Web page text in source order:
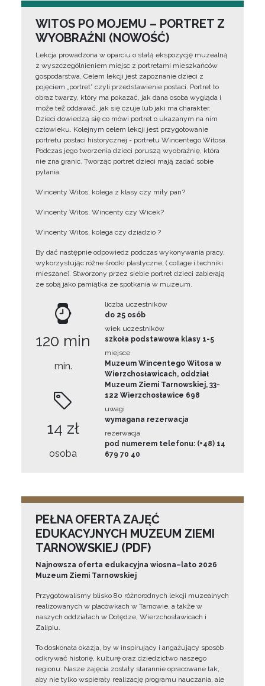
WITOS PO MOJEMU – PORTRET Z
WYOBRAŹNI (NOWOŚĆ)
Lekcja prowadzona w oparciu o stałą ekspozycję muzealną
z wyszczególnieniem miejsc z portretami mieszkańców
gospodarstwa. Celem lekcji jest zapoznanie dzieci z
pojęciem „portret” czyli przedstawienie postaci. Portret to
obraz twarzy, który ma pokazać, jak dana osoba wygląda i
może też oddawać, jak się czuje lub jaki ma charakter.
Dzieci dowiedzą się co mówi portret o ukazanym na nim
człowieku. Kolejnym celem lekcji jest przygotowanie
portretu postaci historycznej - portretu Wincentego Witosa.
Podczas jego tworzenia dzieci poruszą wyobraźnię, która
nie zna granic. Tworząc portret dzieci mają zadać sobie
pytania:
Wincenty Witos, kolega z klasy czy miły pan?
Wincenty Witos, Wincenty czy Wicek?
Wincenty Witos, kolega czy dziadzio ?
By dać następnie odpowiedz podczas wykonywania pracy,
wykorzystując różne środki plastyczne, ( collage i techniki
mieszane). Stworzony przez siebie portret dzieci zabierają
ze sobą jako pamiątka ze spotkania w muzeum.
120 min
min.
14 zł
osoba
liczba uczestników
do 25 osób
wiek uczestników
szkoła podstawowa klasy 1-5
miejsce
Muzeum Wincentego Witosa w
Wierzchosławicach, oddział
Muzeum Ziemi Tarnowskiej, 33-
122 Wierzchosławice 698
uwagi
wymagana rezerwacja
rezerwacja
pod numerem telefonu: (+48) 14
679 70 40
PEŁNA OFERTA ZAJĘĆ
EDUKACYJNYCH MUZEUM ZIEMI
TARNOWSKIEJ (PDF)
Najnowsza oferta edukacyjna wiosna–lato 2026
Muzeum Ziemi Tarnowskiej
Przygotowaliśmy blisko 80 różnorodnych lekcji muzealnych
realizowanych w placówkach w Tarnowie, a także w
naszych oddziałach w Dołędze, Wierzchosławicach i
Zalipiu.
To doskonała okazja, by w inspirujący i angażujący sposób
odkrywać historię, kulturę oraz dziedzictwo naszego
regionu. Nasze zajęcia zostały starannie opracowane tak,
aby nie tylko wspierały realizację programu nauczania, ale